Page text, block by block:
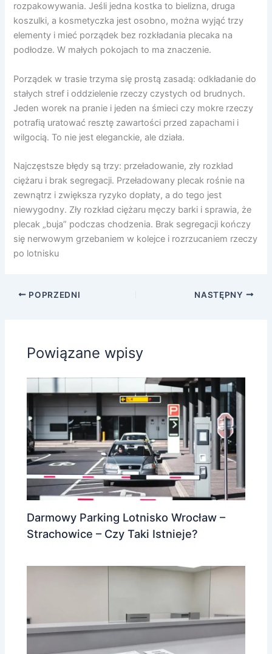
rozpakowywania. Jeśli jedna kostka to bielizna, druga
koszulki, a kosmetyczka jest osobno, można wyjąć trzy
elementy i mieć porządek bez rozkładania plecaka na
podłodze. W małych pokojach to ma znaczenie.
Porządek w trasie trzyma się prostą zasadą: odkładanie do
stałych stref i oddzielenie rzeczy czystych od brudnych.
Jeden worek na pranie i jeden na śmieci czy mokre rzeczy
potrafią uratować resztę zawartości przed zapachami i
wilgocią. To nie jest eleganckie, ale działa.
Najczęstsze błędy są trzy: przeładowanie, zły rozkład
ciężaru i brak segregacji. Przeładowany plecak rośnie na
zewnątrz i zwiększa ryzyko dopłaty, a do tego jest
niewygodny. Zły rozkład ciężaru męczy barki i sprawia, że
plecak „buja” podczas chodzenia. Brak segregacji kończy
się nerwowym grzebaniem w kolejce i rozrzucaniem rzeczy
po lotnisku
POPRZEDNI NASTĘPNY
Powiązane wpisy
Darmowy Parking Lotnisko Wrocław –
Strachowice – Czy Taki Istnieje?